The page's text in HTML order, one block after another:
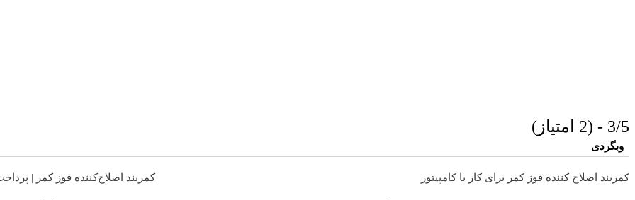
3/5 - (2 امتیاز)
وبگردی
کمربند اصلاح کننده قوز کمر برای کار با کامپیتور کمربند اصلاح‌کننده قوز کمر |